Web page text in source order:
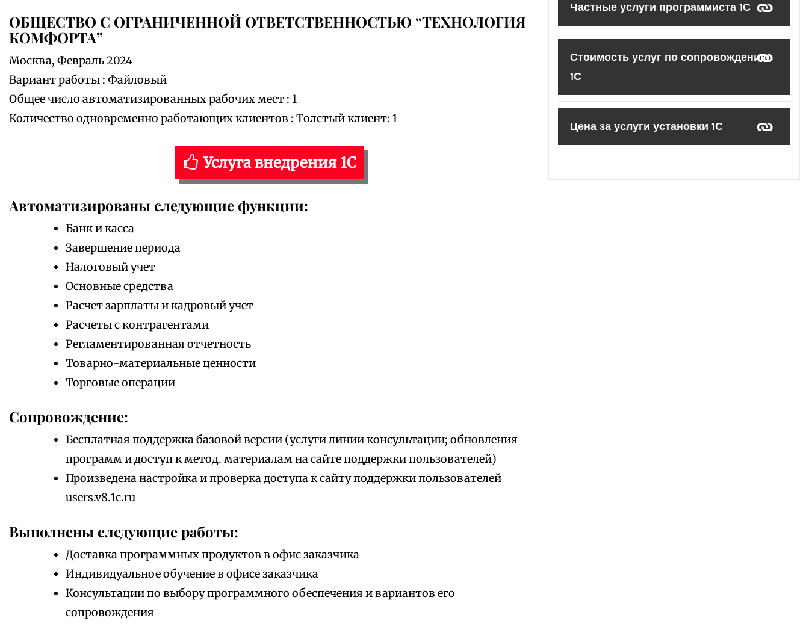
ОБЩЕСТВО С ОГРАНИЧЕННОЙ ОТВЕТСТВЕННОСТЬЮ “ТЕХНОЛОГИЯ
КОМФОРТА”
Москва, Февраль 2024
Вариант работы : Файловый
Общее число автоматизированных рабочих мест : 1
Количество одновременно работающих клиентов : Толстый клиент: 1
Услуга внедрения 1С
Автоматизированы следующие функции:
Банк и касса
Завершение периода
Налоговый учет
Основные средства
Расчет зарплаты и кадровый учет
Расчеты с контрагентами
Регламентированная отчетность
Товарно-материальные ценности
Торговые операции
Сопровождение:
Бесплатная поддержка базовой версии (услуги линии консультации; обновления
программ и доступ к метод. материалам на сайте поддержки пользователей)
Произведена настройка и проверка доступа к сайту поддержки пользователей
users.v8.1c.ru
Выполнены следующие работы:
Доставка программных продуктов в офис заказчика
Индивидуальное обучение в офисе заказчика
Консультации по выбору программного обеспечения и вариантов его
сопровождения
Частные услуги программиста 1С
Стоимость услуг по сопровождению
1С
Цена за услуги установки 1С